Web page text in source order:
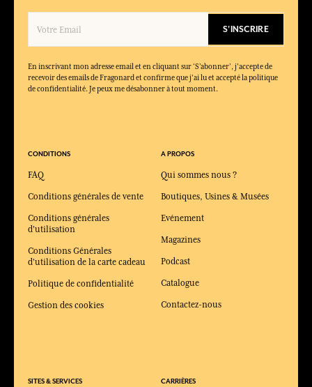
S'INSCRIRE
En inscrivant mon adresse email et en cliquant sur ‘S’abonner’, j'accepte de
recevoir des emails de Fragonard et confirme que j'ai lu et accepté la politique
de confidentialité. Je peux me désabonner à tout moment.
CONDITIONS
FAQ
Conditions générales de vente
Conditions générales
d'utilisation
Conditions Générales
d'utilisation de la carte cadeau
Politique de confidentialité
Gestion des cookies
SITES & SERVICES
A PROPOS
Qui sommes nous ?
Boutiques, Usines & Musées
Evénement
Magazines
Podcast
Catalogue
Contactez-nous
CARRIÈRES